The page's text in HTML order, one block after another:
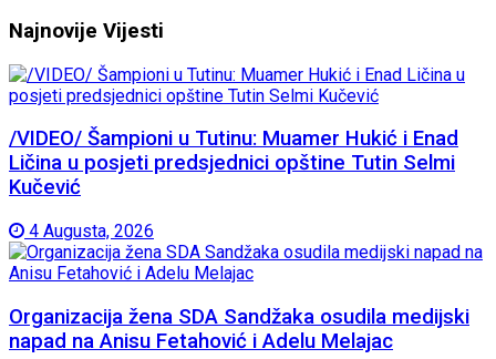
Najnovije Vijesti
/VIDEO/ Šampioni u Tutinu: Muamer Hukić i Enad
Ličina u posjeti predsjednici opštine Tutin Selmi
Kučević
4 Augusta, 2026
Organizacija žena SDA Sandžaka osudila medijski
napad na Anisu Fetahović i Adelu Melajac